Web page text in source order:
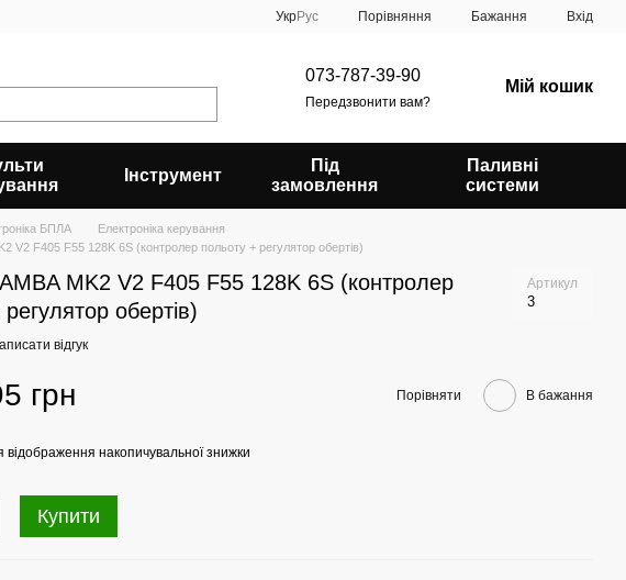
УкрРус Порівняння Бажання Вхід
073-787-39-90
Передзвонити вам?
Мій кошик
Інструмент
Під
замовлення
Паливні
системи
БПЛА
Електроніка керування
V2 F405 F55 128K 6S (контролер польоту + регулятор обертів)
MK2 V2 F405 F55 128K 6S (контролер
обертів)
Артикул
3
відгук
грн Порівняти В бажання
відображення накопичувальної знижки
Купити